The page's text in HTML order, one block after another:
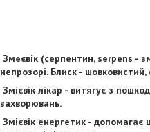
Змеєвік (серпентин, serpens -
непрозорі. Блиск - шовковистий,
Змієвік лікар - витягує з
захворювань.
Змієвік енергетик -